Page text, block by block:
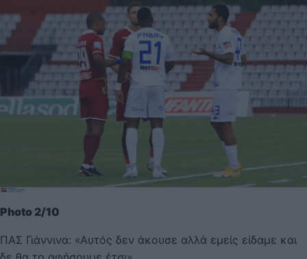
Photo 2/10
ΠΑΣ Γιάννινα: «Αυτός δεν άκουσε αλλά εμείς είδαμε και